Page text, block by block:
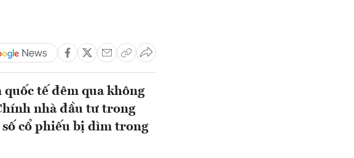
tế đêm qua không
nhà đầu tư trong
cổ phiếu bị dìm trong